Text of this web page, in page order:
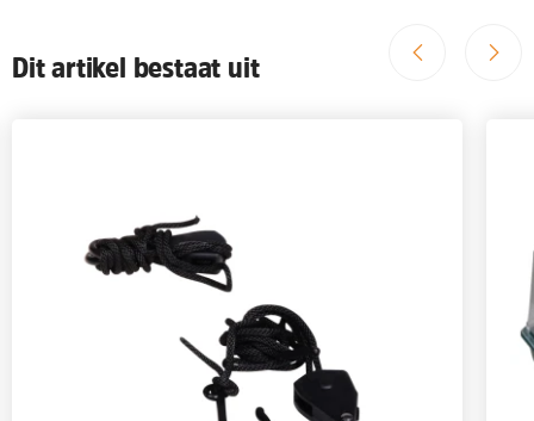
Dit artikel bestaat uit